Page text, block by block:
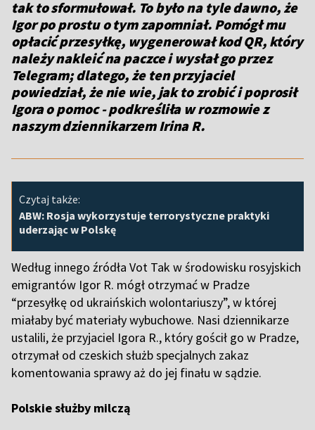
tak to sformułował. To było na tyle dawno, że
Igor po prostu o tym zapomniał. Pomógł mu
opłacić przesyłkę, wygenerował kod QR, który
należy nakleić na paczce i wysłał go przez
Telegram; dlatego, że ten przyjaciel
powiedział, że nie wie, jak to zrobić i poprosił
Igora o pomoc- podkreśliła w rozmowie z
naszym dziennikarzem Irina R.
Czytaj także:
ABW: Rosja wykorzystuje terrorystyczne praktyki
uderzając w Polskę
Według innego źródła Vot Tak w środowisku rosyjskich
emigrantów Igor R. mógł otrzymać w Pradze
“przesyłkę od ukraińskich wolontariuszy”, w której
miałaby być materiały wybuchowe. Nasi dziennikarze
ustalili, że przyjaciel Igora R., który gościł go w Pradze,
otrzymał od czeskich służb specjalnych zakaz
komentowania sprawy aż do jej finału w sądzie.
Polskie służby milczą